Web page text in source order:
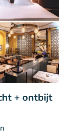
+ ontbijt